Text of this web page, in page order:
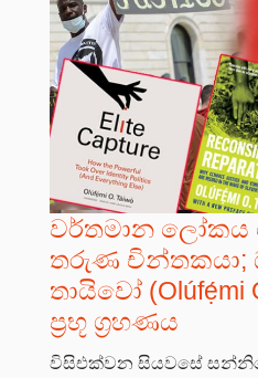
වර්තමාන
තරුණ චින්තකයා;
තායිවෝ (Olúfẹ́mi
ප්‍රභූ ග්‍රහණය
විසිඑක්වන සියවසේ